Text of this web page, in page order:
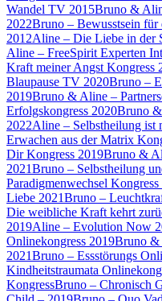
Wandel TV 2015Bruno &
2022Bruno – Bewusstsein
2012Aline – Die Liebe in der
Aline – FreeSpirit Experten
Kraft meiner Angst Kongress
Blaupause TV 2020Bruno –
2019Bruno & Aline –
Erfolgskongress 2020Bruno
2022Aline – Selbstheilung ist
Erwachen aus der Matrix
Dir Kongress 2019Bruno &
2021Bruno – Selbstheilung
Paradigmenwechsel Kongress
Liebe 2021Bruno –
Die weibliche Kraft kehrt
2019Aline – Evolution Now
Onlinekongress 2019Bruno &
2021Bruno – Essstörungs
Kindheitstraumata
KongressBruno – Chronisch